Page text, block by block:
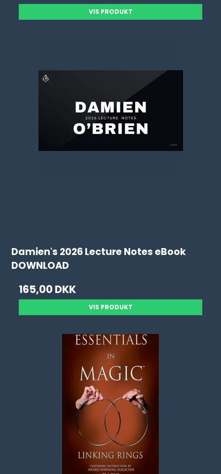
VIS PRODUKT
Damien's 2026 Lecture Notes eBook
DOWNLOAD
165,00 DKK
VIS PRODUKT